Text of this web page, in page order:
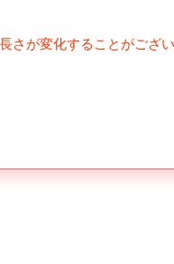
さが変化することがござ